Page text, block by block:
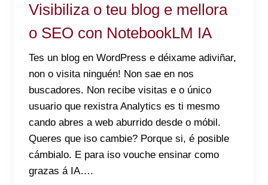
Visibiliza o teu blog e mellora
o SEO con NotebookLM IA
Tes un blog en WordPress e déixame adiviñar,
non o visita ninguén! Non sae en nos
buscadores. Non recibe visitas e o único
usuario que rexistra Analytics es ti mesmo
cando abres a web aburrido desde o móbil.
Queres que iso cambie? Porque si, é posible
cámbialo. E para iso vouche ensinar como
grazas á IA….